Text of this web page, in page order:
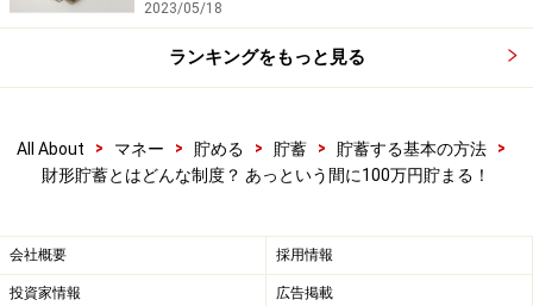
100万円の道も、まず申し込まなければ始まりません。
勤務先によって設定されているので、お勤め先に確認し
ましょう。
2023/05/18
ランキングをもっと見る
All About > マネー > 貯める > 貯蓄 > 貯蓄する基本の方法
>
財形貯蓄とはどんな制度？ あっという間に100万円貯まる！
会社概要 採用情報
投資家情報 広告掲載